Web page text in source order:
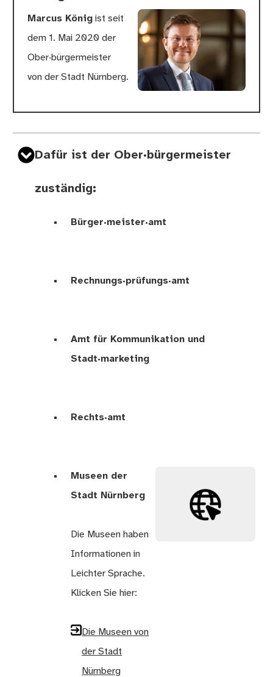
Marcus Königist seit
dem 1. Mai 2020 der
Ober·bürgermeister
von der Stadt Nürnberg.
Dafür ist der Ober·bürgermeister
zuständig:
Bürger·meister·amt
Rechnungs·prüfungs·amt
Amt für Kommunikation und
Stadt·marketing
Rechts·amt
Museen der
Stadt Nürnberg
Die Museen haben
Informationen in
Leichter Sprache.
Klicken Sie hier:
Die Museen von
der Stadt
Nürnberg